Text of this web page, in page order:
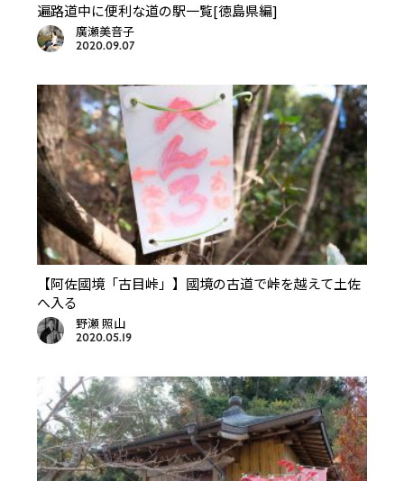
遍路道中に便利な道の駅一覧[徳島県編]
廣瀬美音子
2020.09.07
【阿佐國境「古目峠」】國境の古道で峠を越えて土佐
へ入る
野瀬 照山
2020.05.19